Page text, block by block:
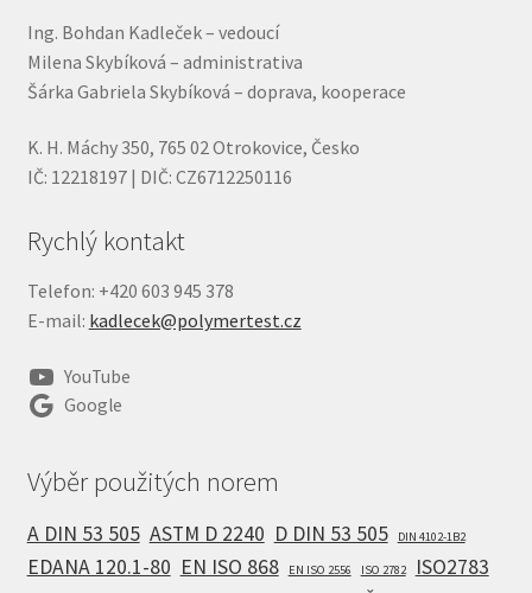
Ing. Bohdan Kadleček – vedoucí
Milena Skybíková – administrativa
Šárka Gabriela Skybíková – doprava, kooperace
K. H. Máchy 350, 765 02 Otrokovice, Česko
IČ: 12218197 | DIČ: CZ6712250116
Rychlý kontakt
Telefon: +420 603 945 378
E-mail: kadlecek@polymertest.cz
YouTube
Google
Výběr použitých norem
A DIN 53 505 ASTM D 2240 D DIN 53 505 DIN 4102-1B2
EDANA 120.1-80 EN ISO 868 EN ISO 2556 ISO 2782
ISO2783